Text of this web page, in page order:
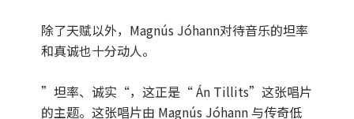
除了天赋以外，Magnús Jóhann对待音乐的坦率
和真诚也十分动人。
”坦率、诚实“，这正是“ Án Tillits”这张唱片
的主题。这张唱片由 Magnús Jóhann 与传奇低